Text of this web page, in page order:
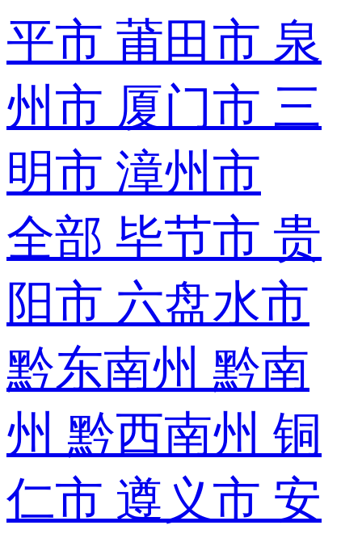
平市 莆田市 泉
州市 厦门市 三
明市 漳州市
全部 毕节市 贵
阳市 六盘水市
黔东南州 黔南
州 黔西南州 铜
仁市 遵义市 安